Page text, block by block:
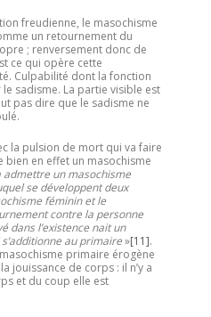
freudienne, le masochisme
un retournement du
; renversement donc de
ce qui opère cette
Culpabilité dont la fonction
sadisme. La partie visible est
pas dire que le sadisme ne
la pulsion de mort qui va faire
bien en effet un masochisme
admettre un masochisme
se développent deux
féminin et le
contre la personne
dans l’existence nait un
au primaire»[11].
primaire érogène
jouissance de corps : il n’y a
et du coup elle est